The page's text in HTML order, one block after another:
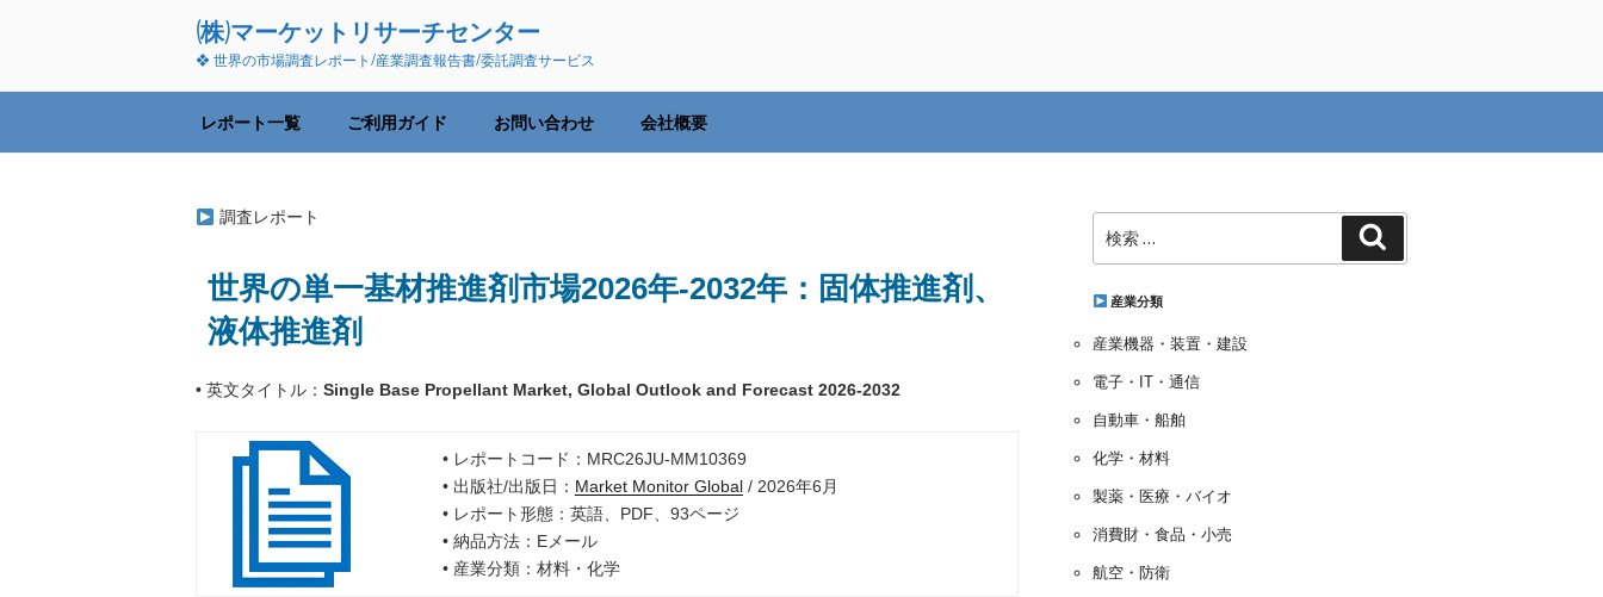
ン
へ
(株)マーケットリサーチセンター
❖ 世界の市場調査レポート/産業調査報告書/委託調査サービス
レポート一覧 ご利用ガイド お問い合わせ 会社概要
調査レポート
世界の単一基材推進剤市場2026年-2032年：固体推進剤、
液体推進剤
• 英文タイトル： Single Base Propellant Market, Global Outlook and Forecast 2026-2032
• レポートコード：MRC26JU-MM10369
• 出版社/出版日： Market Monitor Global/ 2026年6月
• レポート形態：英語、PDF、93ページ
• 納品方法：Eメール
• 産業分類：材料・化学
索:
産業分類
産業機器・装置・建設
電子・IT・通信
自動車・船舶
化学・材料
製薬・医療・バイオ
消費財・食品・小売
航空・防衛